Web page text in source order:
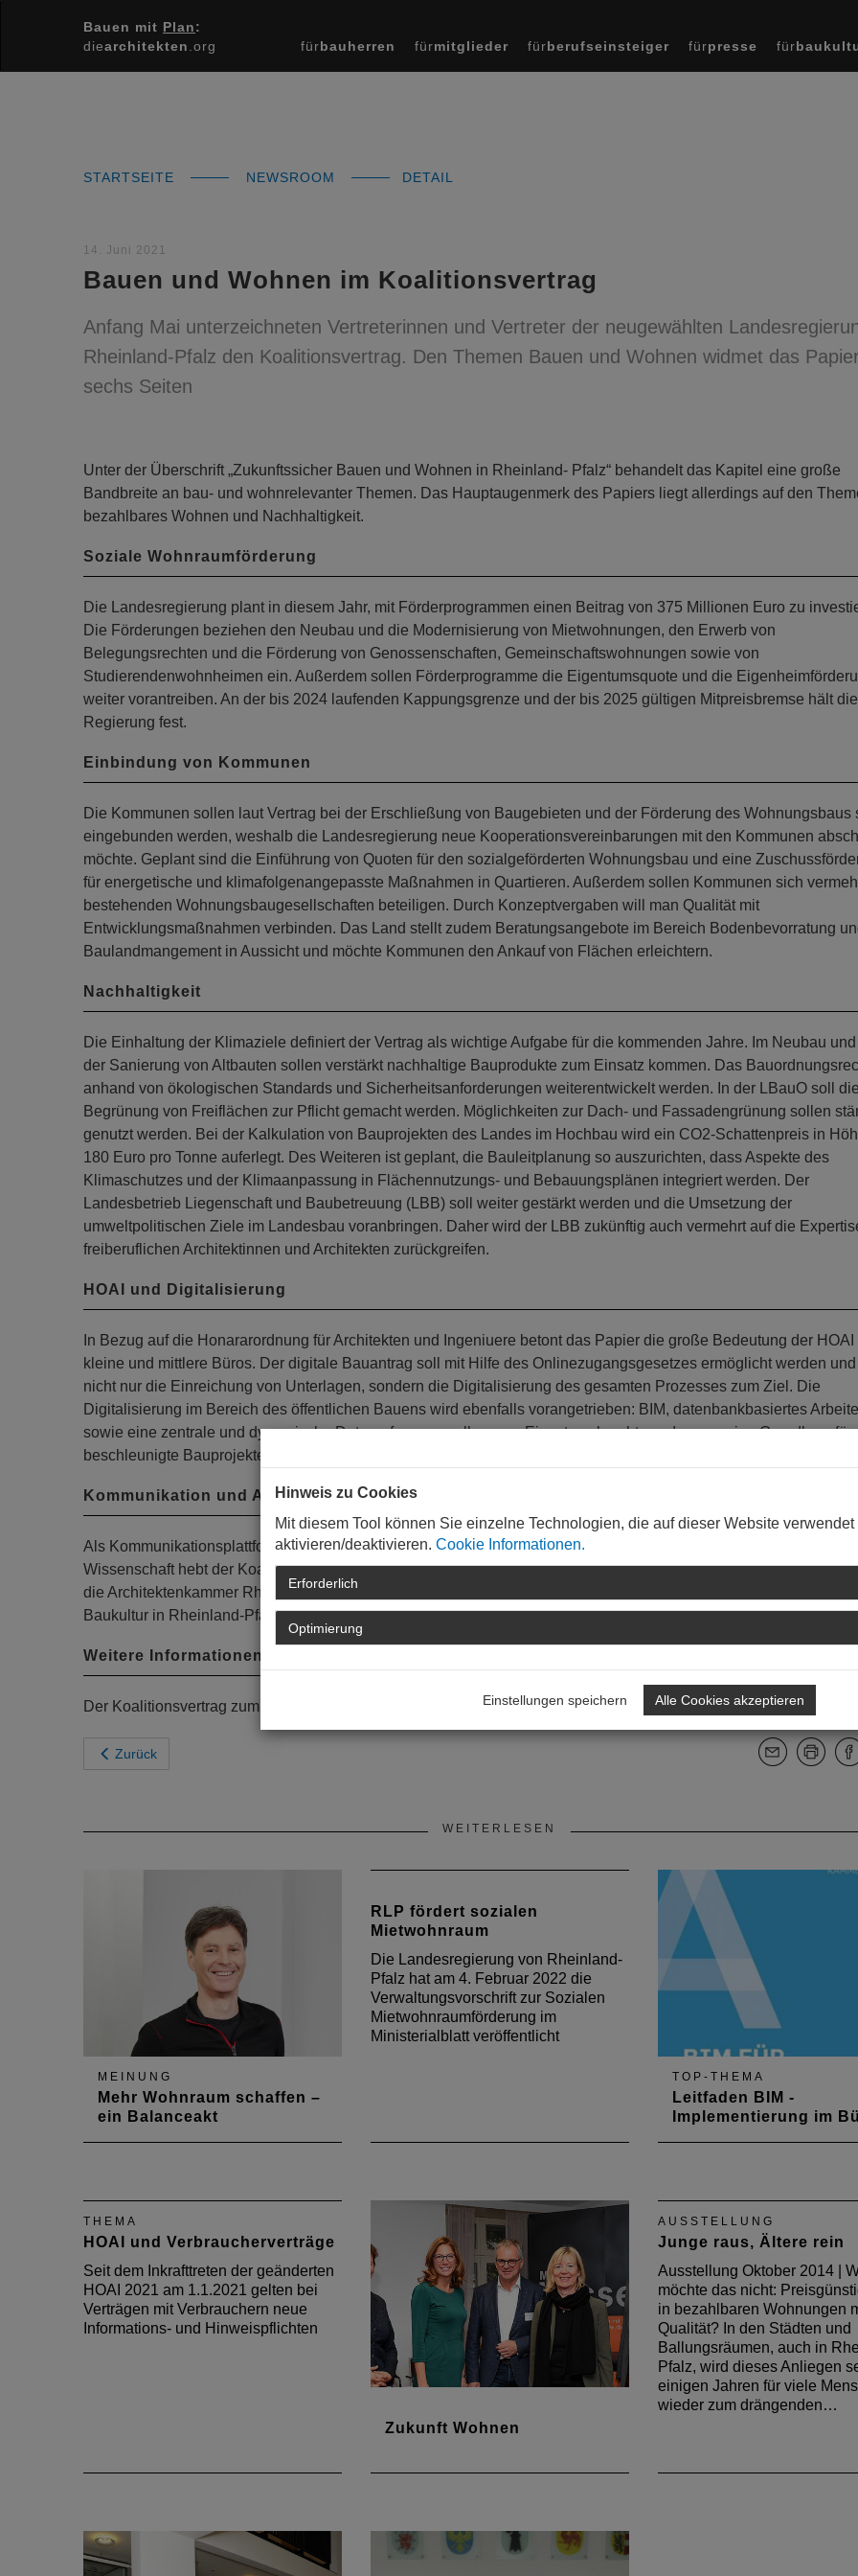
Bauen mit Plan:
diearchitekten .org fürbauherren fürmitglieder fürberufseinsteiger fürpresse für
STARTSEITE NEWSROOM DETAIL
14. Juni 2021
Bauen und Wohnen im Koalitionsvertrag
Anfang Mai unterzeichneten Vertreterinnen und Vertreter der neugewählten
Rheinland-Pfalz den Koalitionsvertrag. Den Themen Bauen und Wohnen widmet das
sechs Seiten
Unter der Überschrift „Zukunftssicher Bauen und Wohnen in Rheinland- Pfalz“ behandelt das Kapitel eine große
Bandbreite an bau- und wohnrelevanter Themen. Das Hauptaugenmerk des Papiers liegt allerdings auf den
bezahlbares Wohnen und Nachhaltigkeit.
Soziale Wohnraumförderung
Die Landesregierung plant in diesem Jahr, mit Förderprogrammen einen Beitrag von 375 Millionen Euro zu
Die Förderungen beziehen den Neubau und die Modernisierung von Mietwohnungen, den Erwerb von
Belegungsrechten und die Förderung von Genossenschaften, Gemeinschaftswohnungen sowie von
Studierendenwohnheimen ein. Außerdem sollen Förderprogramme die Eigentumsquote und die
weiter vorantreiben. An der bis 2024 laufenden Kappungsgrenze und der bis 2025 gültigen Mitpreisbremse hält die
Regierung fest.
Einbindung von Kommunen
Die Kommunen sollen laut Vertrag bei der Erschließung von Baugebieten und der Förderung des Wohnungsbaus
eingebunden werden, weshalb die Landesregierung neue Kooperationsvereinbarungen mit den Kommunen
möchte. Geplant sind die Einführung von Quoten für den sozialgeförderten Wohnungsbau und eine
für energetische und klimafolgenangepasste Maßnahmen in Quartieren. Außerdem sollen Kommunen sich
bestehenden Wohnungsbaugesellschaften beteiligen. Durch Konzeptvergaben will man Qualität mit
Entwicklungsmaßnahmen verbinden. Das Land stellt zudem Beratungsangebote im Bereich Bodenbevorratung
Baulandmangement in Aussicht und möchte Kommunen den Ankauf von Flächen erleichtern.
Nachhaltigkeit
Die Einhaltung der Klimaziele definiert der Vertrag als wichtige Aufgabe für die kommenden Jahre. Im Neubau
der Sanierung von Altbauten sollen verstärkt nachhaltige Bauprodukte zum Einsatz kommen. Das
anhand von ökologischen Standards und Sicherheitsanforderungen weiterentwickelt werden. In der LBauO soll
Begrünung von Freiflächen zur Pflicht gemacht werden. Möglichkeiten zur Dach- und Fassadengrünung sollen
genutzt werden. Bei der Kalkulation von Bauprojekten des Landes im Hochbau wird ein CO2-Schattenpreis in
180 Euro pro Tonne auferlegt. Des Weiteren ist geplant, die Bauleitplanung so auszurichten, dass Aspekte des
Klimaschutzes und der Klimaanpassung in Flächennutzungs- und Bebauungsplänen integriert werden. Der
Landesbetrieb Liegenschaft und Baubetreuung (LBB) soll weiter gestärkt werden und die Umsetzung der
umweltpolitischen Ziele im Landesbau voranbringen. Daher wird der LBB zukünftig auch vermehrt auf die
freiberuflichen Architektinnen und Architekten zurückgreifen.
HOAI und Digitalisierung
In Bezug auf die Honararordnung für Architekten und Ingeniuere betont das Papier die große Bedeutung der HOAI
kleine und mittlere Büros. Der digitale Bauantrag soll mit Hilfe des Onlinezugangsgesetzes ermöglicht werden
nicht nur die Einreichung von Unterlagen, sondern die Digitalisierung des gesamten Prozesses zum Ziel. Die
Digitalisierung im Bereich des öffentlichen Bauens wird ebenfalls vorangetrieben: BIM, datenbankbasiertes
sowie eine zentrale und dynamische Datenerfassung sollen zum Einsatz gebracht werden, um eine Grundlage für
beschleunigte Bauprojekte zu schaffen.
Kommunikation und Austausch
Als Kommunikationsplattform für den Austausch mit der Bau- und Immobilienwirtschaft, Planung, Politik und
Wissenschaft hebt der Koaltionsvertrag das Bauforum Rheinland-Pfalz hervor. In diesem Bündnis engagiert sich
die Architektenkammer Rheinland-Pfalz als Mitglied. Darüber hinaus verpflichtet sich die Landesregierung die
Baukultur in Rheinland-Pfalz weiter zu fördern und betont die gute Zusammenarbeit mit dem Zentrum Baukultur.
Weitere Informationen
Der Koalitionsvertrag zum Download:
Zurück
WEITERLESEN
MEINUNG
Mehr Wohnraum schaffen –
ein Balanceakt
RLP fördert sozialen
Mietwohnraum
Die Landesregierung von Rheinland-
Pfalz hat am 4. Februar 2022 die
Verwaltungsvorschrift zur Sozialen
Mietwohnraumförderung im
Ministerialblatt veröffentlicht
TOP-THEMA
Leitfaden BIM -
Implementierung im
Building Information
(BIM) entstanden.
THEMA
HOAI und Verbraucherverträge
Seit dem Inkrafttreten der geänderten
HOAI 2021 am 1.1.2021 gelten bei
Verträgen mit Verbrauchern neue
Informations- und Hinweispflichten
Zukunft Wohnen
AUSSTELLUNG
Junge raus, Ältere rein
Ausstellung Oktober 2014 |
möchte das nicht:
in bezahlbaren Wohnungen
Qualität? In den Städten und
Ballungsräumen, auch in
Pfalz, wird dieses Anliegen
einigen Jahren für viele
wieder zum drängenden…
Hinweis zu Cookies
Mit diesem Tool können Sie einzelne Technologien, die auf dieser Website verwendet
aktivieren/deaktivieren. Cookie Informationen.
Erforderlich
Optimierung
Einstellungen speichern Alle Cookies akzeptieren